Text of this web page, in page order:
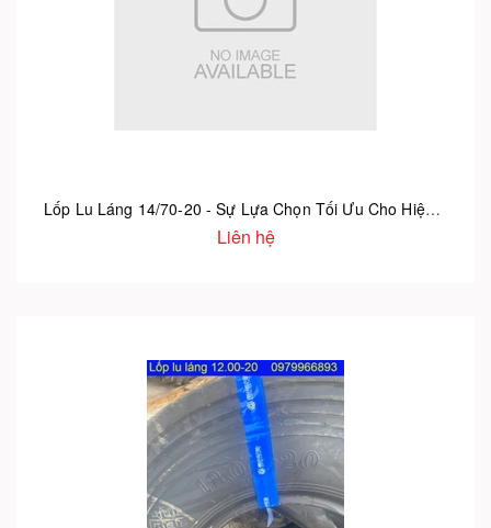
Lốp Lu Láng 14/70-20 - Sự Lựa Chọn Tối Ưu Cho Hiệu Suất Lu Đường
Liên hệ